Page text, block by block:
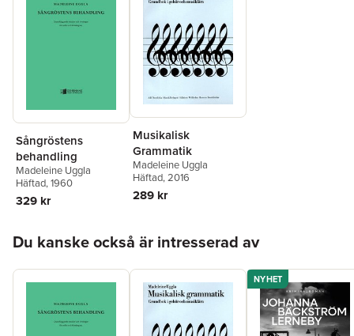
Sångröstens
behandling
Madeleine Uggla
Häftad, 1960
329 kr
Musikalisk
Grammatik
Madeleine Uggla
Häftad, 2016
289 kr
Du kanske också är intresserad av
NYHET